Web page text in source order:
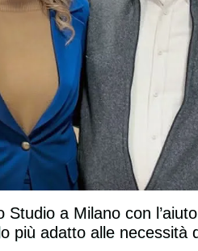
a Milano con
più adatto alle necessità